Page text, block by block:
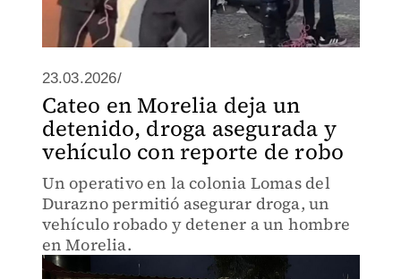
23.03.2026/
Cateo en Morelia deja un
detenido, droga asegurada y
vehículo con reporte de robo
Un operativo en la colonia Lomas del
Durazno permitió asegurar droga, un
vehículo robado y detener a un hombre
en Morelia.